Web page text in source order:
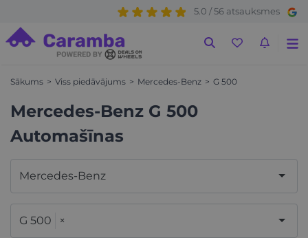
5.0 / 56 atsauksmes
Sākums Viss piedāvājums Mercedes-Benz G 500
Mercedes-Benz G 500
Automašīnas
Mercedes-Benz
G 500 ×